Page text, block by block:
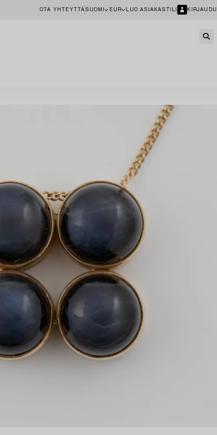
OTA YHTEYTTÄ SUOMI EUR LUO ASIAKASTILI KIRJAUDU